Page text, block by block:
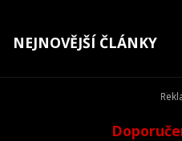
NEJNOVĚJŠÍ ČLÁNKY